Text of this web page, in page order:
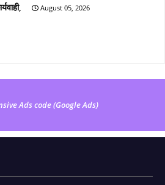
August 05, 2026
Ads code (Google Ads)